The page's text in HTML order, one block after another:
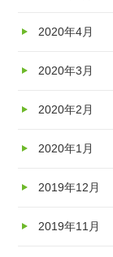
2020年4月
2020年3月
2020年2月
2020年1月
2019年12月
2019年11月